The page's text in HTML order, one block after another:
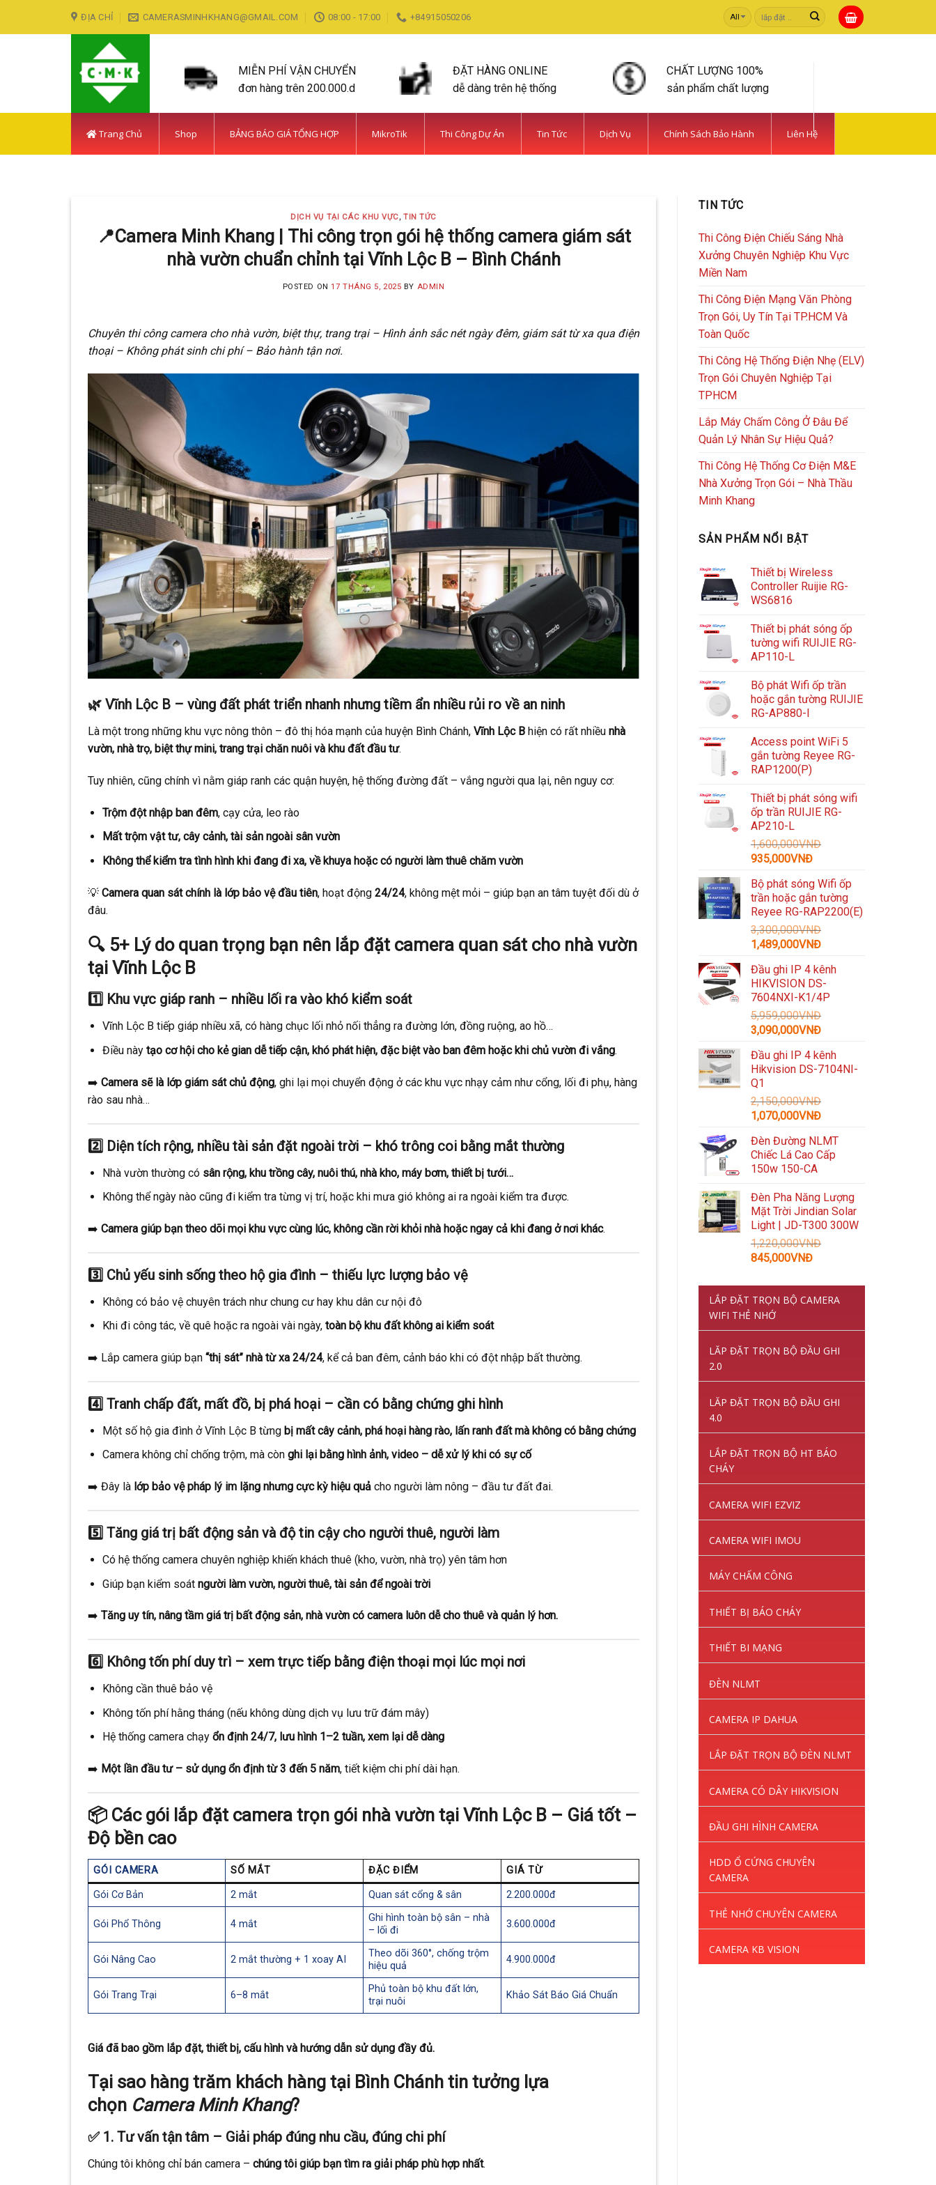
ĐỊA CHỈ CAMERASMINHKHANG@GMAIL.COM 08:00 - 17:00 +84915050206
Tìm
kiếm:
MIỄN PHÍ VẬN CHUYỂN
đơn hàng trên 200.000.d
ĐẶT HÀNG ONLINE
dễ dàng trên hệ thống
CHẤT LƯỢNG 100%
sản phẩm chất lượng
Trang Chủ Shop BẢNG BÁO GIÁ TỔNG HỢP MikroTik Thi Công Dự Án Tin Tức Dịch Vụ Chính Sách Bảo Hành Liên Hệ
DỊCH VỤ TẠI CÁC KHU VỰC TIN TỨC
LẮP ĐẶT CAMERA HUYỆN BÌNH CHÁNH SIÊU AN NINH VÀ SIÊU TIẾT KIỆM | CAMERA
Với hơn 5 năm kinh nghiệm, Camera Minh Khang là đơn vị hàng đầu trong [...]
CONTINUE READING →
DỊCH VỤ TẠI CÁC KHU VỰC,TIN TỨC
📍Camera Minh Khang | Thi công trọn gói hệ thống camera giám sát
nhà vườn chuẩn chỉnh tại Vĩnh Lộc B – Bình Chánh
POSTED ON17 THÁNG 5, 2025 BY ADMIN
Chuyên thi công camera cho nhà vườn, biệt thự, trang trại – Hình ảnh sắc nét ngày đêm, giám sát từ xa qua điện
thoại – Không phát sinh chi phí – Bảo hành tận nơi.
🌿 Vĩnh Lộc B – vùng đất phát triển nhanh nhưng tiềm ẩn nhiều rủi ro về an ninh
Là một trong những khu vực nông thôn – đô thị hóa mạnh của huyện Bình Chánh, Vĩnh Lộc B hiện có rất nhiều nhà
vườn, nhà trọ, biệt thự mini, trang trại chăn nuôi và khu đất đầu tư.
Tuy nhiên, cũng chính vì nằm giáp ranh các quận huyện, hệ thống đường đất – vắng người qua lại, nên nguy cơ:
Trộm đột nhập ban đêm, cạy cửa, leo rào
Mất trộm vật tư, cây cảnh, tài sản ngoài sân vườn
Không thể kiểm tra tình hình khi đang đi xa, về khuya hoặc có người làm thuê chăm vườn
💡 Camera quan sát chính là lớp bảo vệ đầu tiên, hoạt động 24/24, không mệt mỏi – giúp bạn an tâm tuyệt đối dù ở
đâu.
🔍 5+ Lý do quan trọng bạn nên lắp đặt camera quan sát cho nhà vườn
tại Vĩnh Lộc B
1️⃣ Khu vực giáp ranh – nhiều lối ra vào khó kiểm soát
Vĩnh Lộc B tiếp giáp nhiều xã, có hàng chục lối nhỏ nối thẳng ra đường lớn, đồng ruộng, ao hồ…
Điều này tạo cơ hội cho kẻ gian dễ tiếp cận, khó phát hiện, đặc biệt vào ban đêm hoặc khi chủ vườn đi vắng.
➡️ Camera sẽ là lớp giám sát chủ động, ghi lại mọi chuyển động ở các khu vực nhạy cảm như cổng, lối đi phụ, hàng
rào sau nhà…
2️⃣ Diện tích rộng, nhiều tài sản đặt ngoài trời – khó trông coi bằng mắt thường
Nhà vườn thường có sân rộng, khu trồng cây, nuôi thú, nhà kho, máy bơm, thiết bị tưới…
Không thể ngày nào cũng đi kiểm tra từng vị trí, hoặc khi mưa gió không ai ra ngoài kiểm tra được.
➡️ Camera giúp bạn theo dõi mọi khu vực cùng lúc, không cần rời khỏi nhà hoặc ngay cả khi đang ở nơi khác.
3️⃣ Chủ yếu sinh sống theo hộ gia đình – thiếu lực lượng bảo vệ
Không có bảo vệ chuyên trách như chung cư hay khu dân cư nội đô
Khi đi công tác, về quê hoặc ra ngoài vài ngày, toàn bộ khu đất không ai kiểm soát
➡️ Lắp camera giúp bạn “thị sát” nhà từ xa 24/24, kể cả ban đêm, cảnh báo khi có đột nhập bất thường.
4️⃣ Tranh chấp đất, mất đồ, bị phá hoại – cần có bằng chứng ghi hình
Một số hộ gia đình ở Vĩnh Lộc B từng bị mất cây cảnh, phá hoại hàng rào, lấn ranh đất mà không có bằng chứng
Camera không chỉ chống trộm, mà còn ghi lại bằng hình ảnh, video – dễ xử lý khi có sự cố
➡️ Đây là lớp bảo vệ pháp lý im lặng nhưng cực kỳ hiệu quả cho người làm nông – đầu tư đất đai.
5️⃣ Tăng giá trị bất động sản và độ tin cậy cho người thuê, người làm
Có hệ thống camera chuyên nghiệp khiến khách thuê (kho, vườn, nhà trọ) yên tâm hơn
Giúp bạn kiểm soát người làm vườn, người thuê, tài sản để ngoài trời
➡️ Tăng uy tín, nâng tầm giá trị bất động sản, nhà vườn có camera luôn dễ cho thuê và quản lý hơn.
6️⃣ Không tốn phí duy trì – xem trực tiếp bằng điện thoại mọi lúc mọi nơi
Không cần thuê bảo vệ
Không tốn phí hằng tháng (nếu không dùng dịch vụ lưu trữ đám mây)
Hệ thống camera chạy ổn định 24/7, lưu hình 1–2 tuần, xem lại dễ dàng
➡️ Một lần đầu tư – sử dụng ổn định từ 3 đến 5 năm, tiết kiệm chi phí dài hạn.
📦 Các gói lắp đặt camera trọn gói nhà vườn tại Vĩnh Lộc B – Giá tốt –
Độ bền cao
GÓI CAMERA SỐ MẮT ĐẶC ĐIỂM GIÁ TỪ
Gói Cơ Bản 2 mắt Quan sát cổng & sân 2.200.000đ
Gói Phổ Thông 4 mắt
Ghi hình toàn bộ sân – nhà
– lối đi
3.600.000đ
Gói Nâng Cao 2 mắt thường + 1 xoay AI
Theo dõi 360°, chống trộm
hiệu quả
4.900.000đ
Gói Trang Trại 6–8 mắt
Phủ toàn bộ khu đất lớn,
trại nuôi
Khảo Sát Báo Giá Chuẩn
Giá đã bao gồm lắp đặt, thiết bị, cấu hình và hướng dẫn sử dụng đầy đủ.
Tại sao hàng trăm khách hàng tại Bình Chánh tin tưởng lựa
chọn Camera Minh Khang?
✅ 1. Tư vấn tận tâm – Giải pháp đúng nhu cầu, đúng chi phí
Chúng tôi không chỉ bán camera – chúng tôi giúp bạn tìm ra giải pháp phù hợp nhất.
TIN TỨC
Thi Công Điện Chiếu Sáng Nhà
Xưởng Chuyên Nghiệp Khu Vực
Miền Nam
Thi Công Điện Mạng Văn Phòng
Trọn Gói, Uy Tín Tại TP.HCM Và
Toàn Quốc
Thi Công Hệ Thống Điện Nhẹ (ELV)
Trọn Gói Chuyên Nghiệp Tại
TPHCM
Lắp Máy Chấm Công Ở Đâu Để
Quản Lý Nhân Sự Hiệu Quả?
Thi Công Hệ Thống Cơ Điện M&E
Nhà Xưởng Trọn Gói – Nhà Thầu
Minh Khang
SẢN PHẨM NỔI BẬT
Thiết bị Wireless
Controller Ruijie RG-
WS6816
Thiết bị phát sóng ốp
tường wifi RUIJIE RG-
AP110-L
Bộ phát Wifi ốp trần
hoặc gắn tường RUIJIE
RG-AP880-I
Access point WiFi 5
gắn tường Reyee RG-
RAP1200(P)
Thiết bị phát sóng wifi
ốp trần RUIJIE RG-
AP210-L
1,600,000VNĐ
Giá
là:
1,600,000VNĐ.
935,000VNĐGiá
tại
là:
935,000VNĐ.
Bộ phát sóng Wifi ốp
trần hoặc gắn tường
Reyee RG-RAP2200(E)
3,300,000VNĐ
Giá
là:
3,300,000VNĐ.
1,489,000VNĐGiá
tại
là:
1,489,000VNĐ.
Đầu ghi IP 4 kênh
HIKVISION DS-
7604NXI-K1/4P
5,959,000VNĐ
Giá
là:
5,959,000VNĐ.
3,090,000VNĐGiá
tại
là:
Đầu ghi IP 4 kênh
Hikvision DS-7104NI-
Q1
2,150,000VNĐ
Giá
là:
2,150,000VNĐ.
1,070,000VNĐGiá
tại
là:
Đèn Đường NLMT
Chiếc Lá Cao Cấp
150w 150-CA
Đèn Pha Năng Lượng
Mặt Trời Jindian Solar
Light | JD-T300 300W
1,220,000VNĐ
Giá
là:
1,220,000VNĐ.
845,000VNĐGiá
tại
là:
LẮP ĐẶT TRỌN BỘ CAMERA
WIFI THẺ NHỚ
LĂP ĐẶT TRỌN BỘ ĐẦU GHI
2.0
LĂP ĐẶT TRỌN BỘ ĐẦU GHI
4.0
LẮP ĐẶT TRỌN BỘ HT BÁO
CHÁY
CAMERA WIFI EZVIZ
CAMERA WIFI IMOU
MÁY CHẤM CÔNG
THIẾT BỊ BÁO CHÁY
THIẾT BI MẠNG
ĐÈN NLMT
CAMERA IP DAHUA
LẮP ĐẶT TRỌN BỘ ĐÈN NLMT
CAMERA CÓ DÂY HIKVISION
ĐẦU GHI HÌNH CAMERA
HDD Ổ CỨNG CHUYÊN
CAMERA
THẺ NHỚ CHUYÊN CAMERA
CAMERA KB VISION